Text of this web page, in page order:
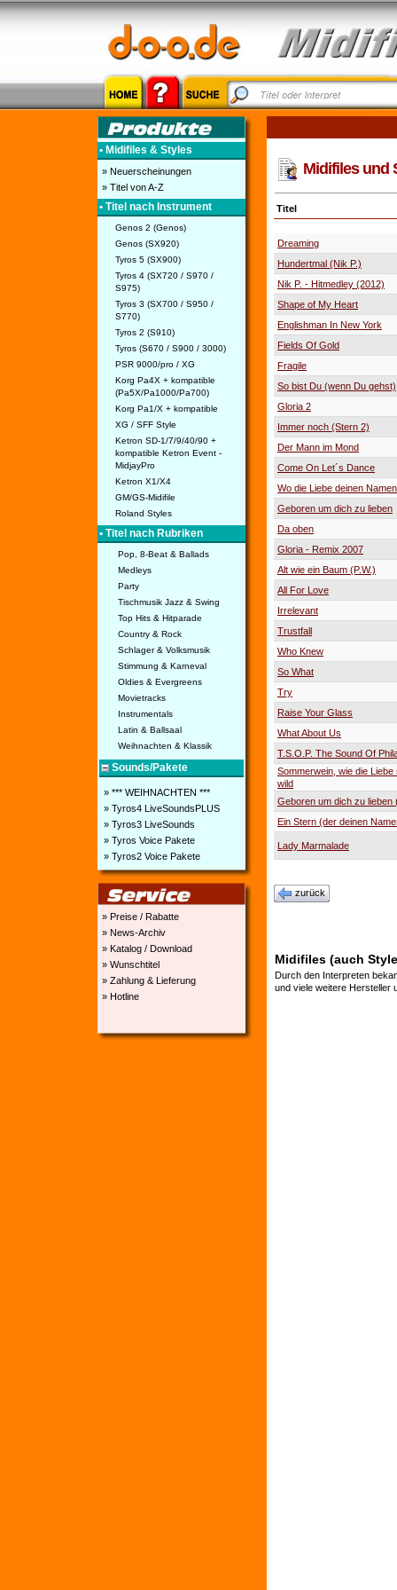
• Midifiles & Styles
» Neuerscheinungen
» Titel von A-Z
• Titel nach Instrument
Genos 2 (Genos)
Genos (SX920)
Tyros 5 (SX900)
Tyros 4 (SX720 / S970 /
S975)
Tyros 3 (SX700 / S950 /
S770)
Tyros 2 (S910)
Tyros (S670 / S900 / 3000)
PSR 9000/pro / XG
Korg Pa4X + kompatible
(Pa5X/Pa1000/Pa700)
Korg Pa1/X + kompatible
XG / SFF Style
Ketron SD-1/7/9/40/90 +
kompatible Ketron Event -
MidjayPro
Ketron X1/X4
GM/GS-Midifile
Roland Styles
• Titel nach Rubriken
Pop, 8-Beat & Ballads
Medleys
Party
Tischmusik Jazz & Swing
Top Hits & Hitparade
Country & Rock
Schlager & Volksmusik
Stimmung & Karneval
Oldies & Evergreens
Movietracks
Instrumentals
Latin & Ballsaal
Weihnachten & Klassik
Sounds/Pakete
» *** WEIHNACHTEN ***
» Tyros4 LiveSoundsPLUS
» Tyros3 LiveSounds
» Tyros Voice Pakete
» Tyros2 Voice Pakete
» Preise / Rabatte
» News-Archiv
» Katalog / Download
» Wunschtitel
» Zahlung & Lieferung
» Hotline
Midifiles und
Titel
Dreaming
Hundertmal (Nik P.)
Nik P. - Hitmedley (2012)
Shape of My Heart
Englishman In New York
Fields Of Gold
Fragile
So bist Du (wenn Du gehst)
Gloria 2
Immer noch (Stern 2)
Der Mann im Mond
Come On Let´s Dance
Wo die Liebe deinen
Geboren um dich zu lieben
Da oben
Gloria - Remix 2007
Alt wie ein Baum (P.W.)
All For Love
Irrelevant
Trustfall
Who Knew
So What
Try
Raise Your Glass
What About Us
T.S.O.P. The Sound Of
Sommerwein, wie die Liebe
wild
Geboren um dich zu lieben
Ein Stern (der deinen
Lady Marmalade
zurück
Midifiles (auch
Durch den Interpreten
und viele weitere Hersteller